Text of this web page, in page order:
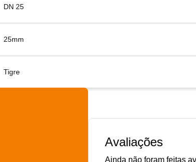
DN 25
25mm
Tigre
Avaliações